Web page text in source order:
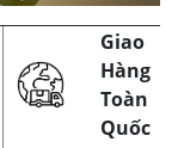
Giao
Hàng
Toàn
Quốc